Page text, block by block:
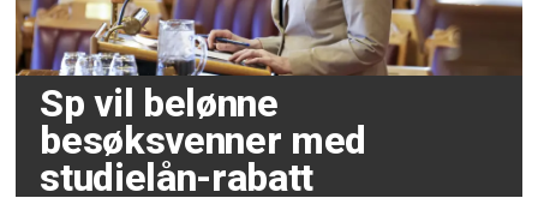
Sp vil belønne
besøksvenner med
studielån-rabatt